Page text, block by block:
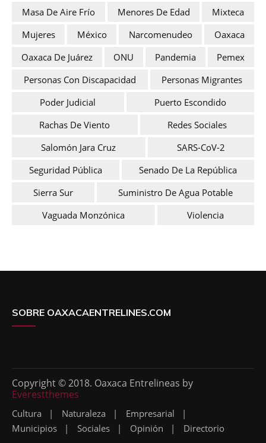
Masa De Aire Frío
Menores De Edad
Mixteca
Mujeres
México Narcomenudeo
Oaxaca
Oaxaca De Juárez
ONU Pandemia
Pemex
Personas Con Discapacidad
Personas Migrantes
Poder Judicial
Puerto Escondido
Rachas De Viento
Redes Sociales
Salomón Jara Cruz
SARS-CoV-2
Seguridad Pública
Senado De La República
Sierra Sur
Suministro De Agua Potable
Vaguada Monzónica
Violencia
SOBRE OAXACAENTRELINES.COM
Copyright © 2018. Oaxaca Entrelineas by
Everestthemes
Cultura Naturaleza
Empresarial
Municipios
Sociales Opinión Directorio